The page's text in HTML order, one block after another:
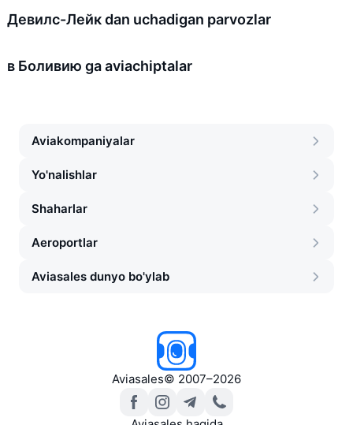
Девилс-Лейк dan uchadigan parvozlar
в Боливию ga aviachiptalar
Aviakompaniyalar
Yo'nalishlar
Shaharlar
Aeroportlar
Aviasales dunyo bo'ylab
Aviasales© 2007–2026